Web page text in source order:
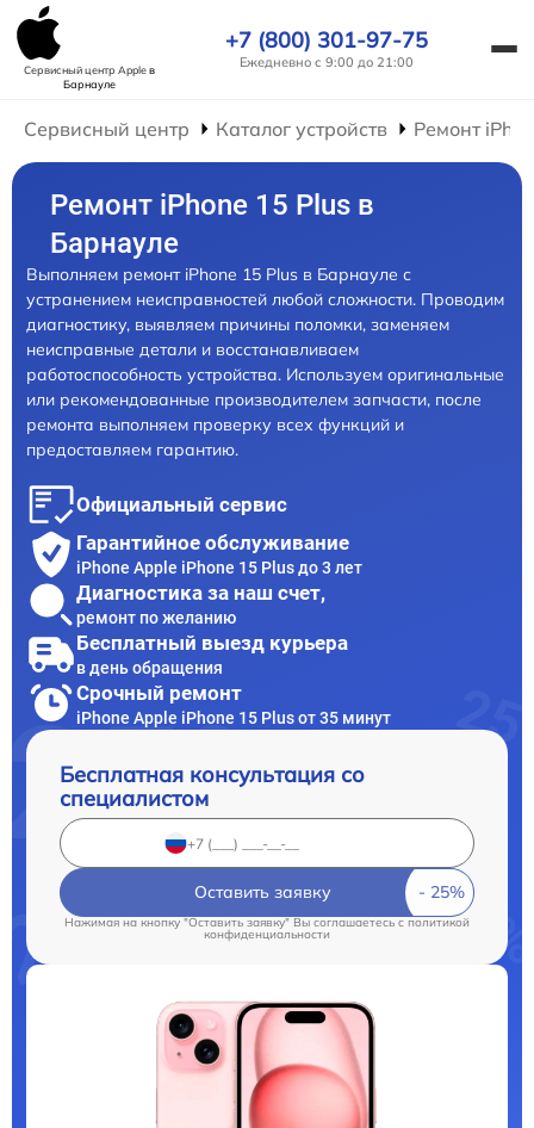
Сервисный центр Appleв
Барнауле
+7 (800) 301-97-75
Ежедневно с 9:00 до 21:00
Сервисный центр Каталог устройств Ремонт
Ремонт iPhone 15 Plus в
Барнауле
Выполняем ремонт iPhone 15 Plus в Барнауле с
устранением неисправностей любой сложности. Проводим
диагностику, выявляем причины поломки, заменяем
неисправные детали и восстанавливаем
работоспособность устройства. Используем оригинальные
или рекомендованные производителем запчасти, после
ремонта выполняем проверку всех функций и
предоставляем гарантию.
Официальный сервис
Гарантийное обслуживание
iPhone Apple iPhone 15 Plus до 3 лет
Диагностика за наш счет,
ремонт по желанию
Бесплатный выезд курьера
в день обращения
Срочный ремонт
iPhone Apple iPhone 15 Plus от 35 минут
Бесплатная консультация со
специалистом
Оставить заявку
Нажимая на кнопку "Оставить заявку" Вы соглашаетесь cполитикой
конфиденциальности